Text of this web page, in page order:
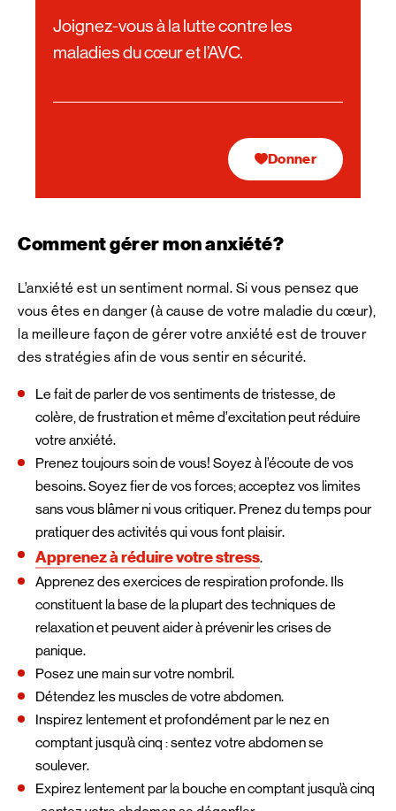
Joignez-vous à la lutte contre les
maladies du cœur et l’AVC.
Donner
Comment gérer mon anxiété?
L’anxiété est un sentiment normal. Si vous pensez que
vous êtes en danger (à cause de votre maladie du cœur),
la meilleure façon de gérer votre anxiété est de trouver
des stratégies afin de vous sentir en sécurité.
Le fait de parler de vos sentiments de tristesse, de
colère, de frustration et même d’excitation peut réduire
votre anxiété.
Prenez toujours soin de vous! Soyez à l’écoute de vos
besoins. Soyez fier de vos forces; acceptez vos limites
sans vous blâmer ni vous critiquer. Prenez du temps pour
pratiquer des activités qui vous font plaisir.
Apprenez à réduire votre stress.
Apprenez des exercices de respiration profonde. Ils
constituent la base de la plupart des techniques de
relaxation et peuvent aider à prévenir les crises de
panique.
Posez une main sur votre nombril.
Détendez les muscles de votre abdomen.
Inspirez lentement et profondément par le nez en
comptant jusqu’à cinq : sentez votre abdomen se
soulever.
Expirez lentement par la bouche en comptant jusqu’à cinq